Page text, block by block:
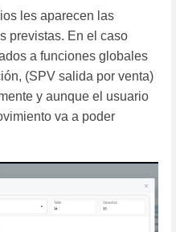
les aparecen las
previstas. En el caso
a funciones globales
(SPV salida por venta)
y aunque el usuario
va a poder